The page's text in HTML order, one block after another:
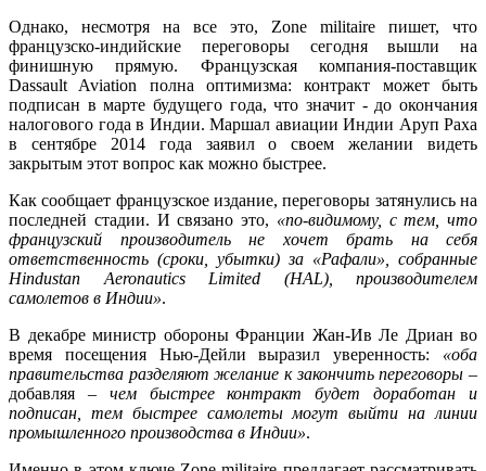
Однако, несмотря на все это, Zone militaire пишет, что
французско-индийские переговоры сегодня вышли на
финишную прямую. Французская компания-поставщик
Dassault Aviation полна оптимизма: контракт может быть
подписан в марте будущего года, что значит - до окончания
налогового года в Индии. Маршал авиации Индии Аруп Раха
в сентябре 2014 года заявил о своем желании видеть
закрытым этот вопрос как можно быстрее.
Как сообщает французское издание, переговоры затянулись на
последней стадии. И связано это, «по-видимому, с тем, что
французский производитель не хочет брать на себя
ответственность (сроки, убытки) за «Рафали», собранные
Hindustan Aeronautics Limited (HAL), производителем
самолетов в Индии».
В декабре министр обороны Франции Жан-Ив Ле Дриан во
время посещения Нью-Дейли выразил уверенность: «оба
правительства разделяют желание к закончить переговоры –
добавляя – чем быстрее контракт будет доработан и
подписан, тем быстрее самолеты могут выйти на линии
промышленного производства в Индии».